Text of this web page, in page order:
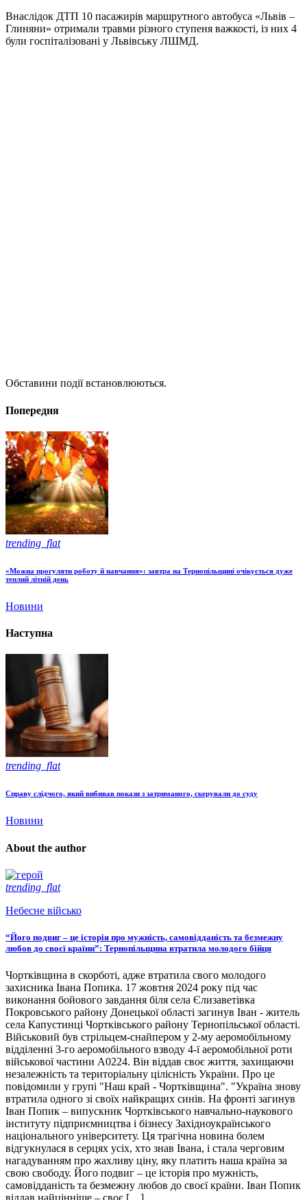
Внаслідок ДТП 10 пасажирів маршрутного автобуса «Львів –
Глиняни» отримали травми різного ступеня важкості, із них 4
були госпіталізовані у Львівську ЛШМД.
Обставини події встановлюються.
Попередня
trending_flat
«Можна прогуляти роботу й навчання»: завтра на Тернопільщині очікується дуже
теплий літній день
Новини
Наступна
trending_flat
Справу слідчого, який вибивав покази з затриманого, скерували до суду
Новини
About the author
trending_flat
Небесне військо
“Його подвиг – це історія про мужність, самовідданість та безмежну
любов до своєї країни”: Тернопільщина втратила молодого бійця
Чортківщина в скорботі, адже втратила свого молодого
захисника Івана Попика. 17 жовтня 2024 року під час
виконання бойового завдання біля села Єлизаветівка
Покровського району Донецької області загинув Іван - житель
села Капустинці Чортківського району Тернопільської області.
Військовий був стрільцем-снайпером у 2-му аеромобільному
відділенні 3-го аеромобільного взводу 4-ї аеромобільної роти
військової частини А0224. Він віддав своє життя, захищаючи
незалежність та територіальну цілісність України. Про це
повідомили у групі "Наш край - Чортківщина". "Україна знову
втратила одного зі своїх найкращих синів. На фронті загинув
Іван Попик – випускник Чортківського навчально-наукового
інституту підприємництва і бізнесу Західноукраїнського
національного університету. Ця трагічна новина болем
відгукнулася в серцях усіх, хто знав Івана, і стала черговим
нагадуванням про жахливу ціну, яку платить наша країна за
свою свободу. Його подвиг – це історія про мужність,
самовідданість та безмежну любов до своєї країни. Іван Попик